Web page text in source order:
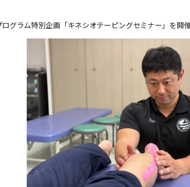
グラム特別企画「キネシオテーピングセミナー」を開催